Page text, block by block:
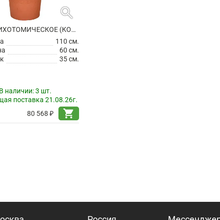
search
АЛОЭ ДИХОТОМИЧЕСКОЕ (КОЛЧАННОЕ ДЕРЕВО)
110 см.
60 см.
35 см.
наличии:3 шт.
поставка 21.08.26г.
80 568 ₽
shopping_cart